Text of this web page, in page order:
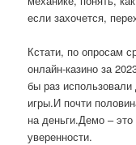
если захочется,
Кстати, по опросам
онлайн-казино за
бы раз
игры.И почти
на деньги.Демо –
уверенности.